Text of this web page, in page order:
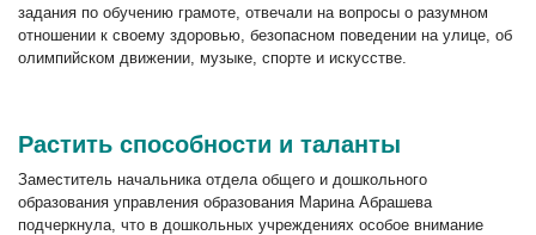
задания по обучению грамоте, отвечали на вопросы о разумном
отношении к своему здоровью, безопасном поведении на улице, об
олимпийском движении, музыке, спорте и искусстве.
Растить способности и таланты
Заместитель начальника отдела общего и дошкольного
образования управления образования Марина Абрашева
подчеркнула, что в дошкольных учреждениях особое внимание